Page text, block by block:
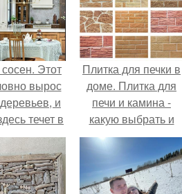
Этот
вырос
и
течет в
ритме
без
и лишнего
Плитка для печки в
доме. Плитка для
печи и камина -
какую выбрать и
какой лучше
обложить печь в
доме.